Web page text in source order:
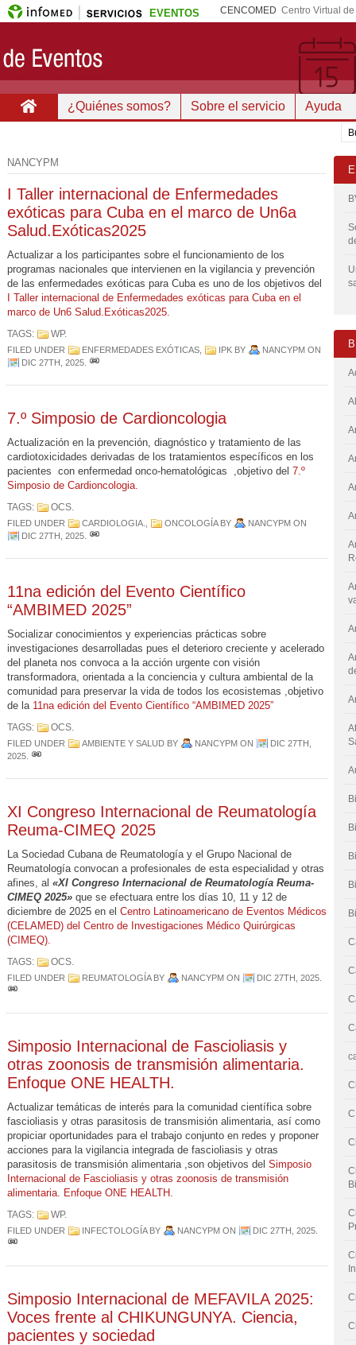
EVENTOS CENCOMED Centro Virtual
¿Quiénes somos? Sobre el servicio Ayuda
NANCYPM
I Taller internacional de Enfermedades
exóticas para Cuba en el marco de Un6a
Salud.Exóticas2025
Actualizar a los participantes sobre el funcionamiento de los
programas nacionales que intervienen en la vigilancia y prevención
de las enfermedades exóticas para Cuba es uno de los objetivos del
I Taller internacional de Enfermedades exóticas para Cuba en el
marco de Un6 Salud.Exóticas2025.
TAGS: WP.
FILED UNDER ENFERMEDADES EXÓTICAS IPK BY NANCYPM ON
DIC 27TH, 2025
7.º Simposio de Cardioncologia
Actualización en la prevención, diagnóstico y tratamiento de las
cardiotoxicidades derivadas de los tratamientos específicos en los
pacientes con enfermedad onco-hematológicas ,objetivo del 7.º
Simposio de Cardioncologia.
TAGS: OCS.
FILED UNDER CARDIOLOGIA. ONCOLOGÍABY NANCYPM ON
DIC 27TH, 2025
11na edición del Evento Científico
“AMBIMED 2025”
Socializar conocimientos y experiencias prácticas sobre
investigaciones desarrolladas pues el deterioro creciente y acelerado
del planeta nos convoca a la acción urgente con visión
transformadora, orientada a la conciencia y cultura ambiental de la
comunidad para preservar la vida de todos los ecosistemas ,objetivo
de la 11na edición del Evento Científico “AMBIMED 2025”
TAGS: OCS.
FILED UNDER AMBIENTE Y SALUD BY NANCYPM ON
DIC 27TH,
2025
XI Congreso Internacional de Reumatología
Reuma-CIMEQ 2025
La Sociedad Cubana de Reumatología y el Grupo Nacional de
Reumatología convocan a profesionales de esta especialidad y otras
afines, al «XI Congreso Internacional de Reumatología Reuma-
CIMEQ 2025» que se efectuara entre los días 10, 11 y 12 de
diciembre de 2025 en el Centro Latinoamericano de Eventos Médicos
(CELAMED) del Centro de Investigaciones Médico Quirúrgicas
(CIMEQ).
TAGS: OCS.
FILED UNDER REUMATOLOGÍABY NANCYPM ON DIC 27TH, 2025
Simposio Internacional de Fascioliasis y
otras zoonosis de transmisión alimentaria.
Enfoque ONE HEALTH.
Actualizar temáticas de interés para la comunidad científica sobre
fascioliasis y otras parasitosis de transmisión alimentaria, así como
propiciar oportunidades para el trabajo conjunto en redes y proponer
acciones para la vigilancia integrada de fascioliasis y otras
parasitosis de transmisión alimentaria ,son objetivos del Simposio
Internacional de Fascioliasis y otras zoonosis de transmisión
alimentaria. Enfoque ONE HEALTH.
TAGS: WP.
FILED UNDER INFECTOLOGÍABY NANCYPM ON DIC 27TH, 2025
Simposio Internacional de MEFAVILA 2025:
Voces frente al CHIKUNGUNYA. Ciencia,
pacientes y sociedad